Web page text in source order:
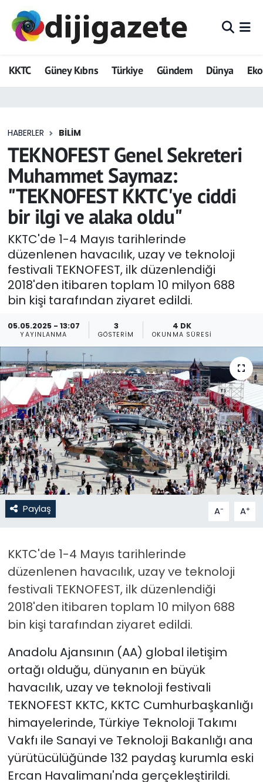
KKTC Güney Kıbrıs Türkiye Gündem Dünya
HABERLER BILIM
TEKNOFEST Genel Sekreteri
Muhammet Saymaz:
"TEKNOFEST KKTC'ye ciddi
bir ilgi ve alaka oldu"
KKTC'de 1-4 Mayıs tarihlerinde
düzenlenen havacılık, uzay ve teknoloji
festivali TEKNOFEST, ilk düzenlendiği
2018'den itibaren toplam 10 milyon 688
bin kişi tarafından ziyaret edildi.
05.05.2025 - 13:07
YAYINLANMA
3
GÖSTERIM
4 DK
OKUNMA SÜRESI
Paylaş A- A+
KKTC'de 1-4 Mayıs tarihlerinde
düzenlenen havacılık, uzay ve teknoloji
festivali TEKNOFEST, ilk düzenlendiği
2018'den itibaren toplam 10 milyon 688
bin kişi tarafından ziyaret edildi.
Anadolu Ajansının (AA) global iletişim
ortağı olduğu, dünyanın en büyük
havacılık, uzay ve teknoloji festivali
TEKNOFEST KKTC, KKTC Cumhurbaşkanlığı
himayelerinde, Türkiye Teknoloji Takımı
Vakfı ile Sanayi ve Teknoloji Bakanlığı ana
yürütücülüğünde 132 paydaş kurumla eski
Ercan Havalimanı'nda gerçekleştirildi.
ADVERTORIAL
Dijigazete
Eğitim
Ekonomi
Foto Galeri
GEZİ
Güncel
Gündem
KKTC YEREL SEÇİM 2018
Kültür Sanat
Magazin
Moda
Nöbetçi Eczaneler
Otomobil Dünyası
Politika
SAĞLIK
Spor
Teknoloji
TÜRKiYE
Video Galeri
YAŞAM
Yazarlar
Hava Durumu
Trafik Durumu
Tüm Manşetler
Son Dakika Haberleri
Haber Arşivi